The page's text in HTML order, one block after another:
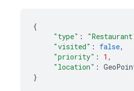
{
"type" :
"visited" : false,
"priority" : 1 ,
"location" :
}